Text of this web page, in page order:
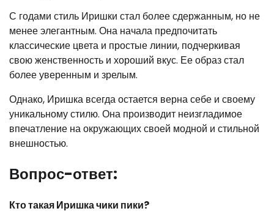
С годами стиль Иришки стал более сдержанным, но не
менее элегантным. Она начала предпочитать
классические цвета и простые линии, подчеркивая
свою женственность и хороший вкус. Ее образ стал
более уверенным и зрелым.
Однако, Иришка всегда остается верна себе и своему
уникальному стилю. Она производит неизгладимое
впечатление на окружающих своей модной и стильной
внешностью.
Вопрос-ответ:
Кто такая Иришка чики пики?